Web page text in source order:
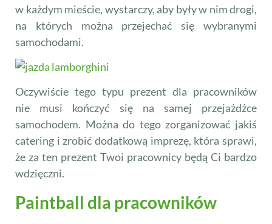
w każdym mieście, wystarczy, aby były w nim drogi,
na których można przejechać się wybranymi
samochodami.
Oczywiście tego typu prezent dla pracowników
nie musi kończyć się na samej przejażdżce
samochodem. Można do tego zorganizować jakiś
catering i zrobić dodatkową imprezę, która sprawi,
że za ten prezent Twoi pracownicy będą Ci bardzo
wdzięczni.
Paintball dla pracowników